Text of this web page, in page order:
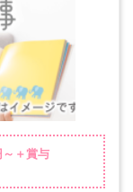
＋賞与